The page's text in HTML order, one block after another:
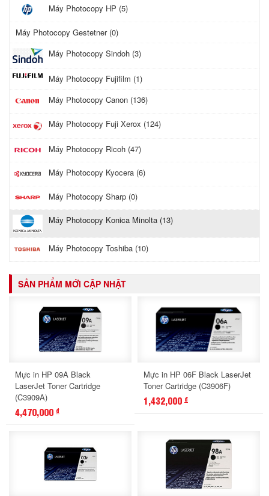
Máy Photocopy HP (5)
Máy Photocopy Gestetner (0)
Máy Photocopy Sindoh (3)
Máy Photocopy Fujifilm (1)
Máy Photocopy Canon (136)
Máy Photocopy Fuji Xerox (124)
Máy Photocopy Ricoh (47)
Máy Photocopy Kyocera (6)
Máy Photocopy Sharp (0)
Máy Photocopy Konica Minolta (13)
Máy Photocopy Toshiba (10)
SẢN PHẨM MỚI CẬP NHẬT
Mực in HP 09A Black
LaserJet Toner Cartridge
(C3909A)
4,470,000 đ
Mực in HP 06F Black LaserJet
Toner Cartridge (C3906F)
1,432,000 đ